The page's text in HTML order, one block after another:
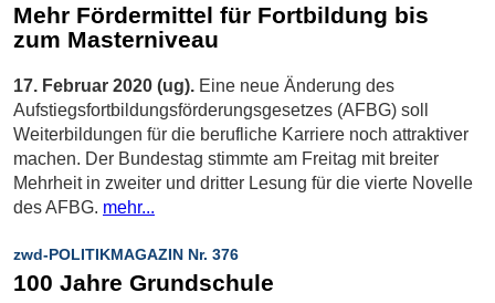
Mehr Fördermittel für Fortbildung bis
zum Masterniveau
17. Februar 2020 (ug). Eine neue Änderung des
Aufstiegsfortbildungsförderungsgesetzes (AFBG) soll
Weiterbildungen für die berufliche Karriere noch attraktiver
machen. Der Bundestag stimmte am Freitag mit breiter
Mehrheit in zweiter und dritter Lesung für die vierte Novelle
des AFBG. mehr...
zwd-POLITIKMAGAZIN Nr. 376
100 Jahre Grundschule